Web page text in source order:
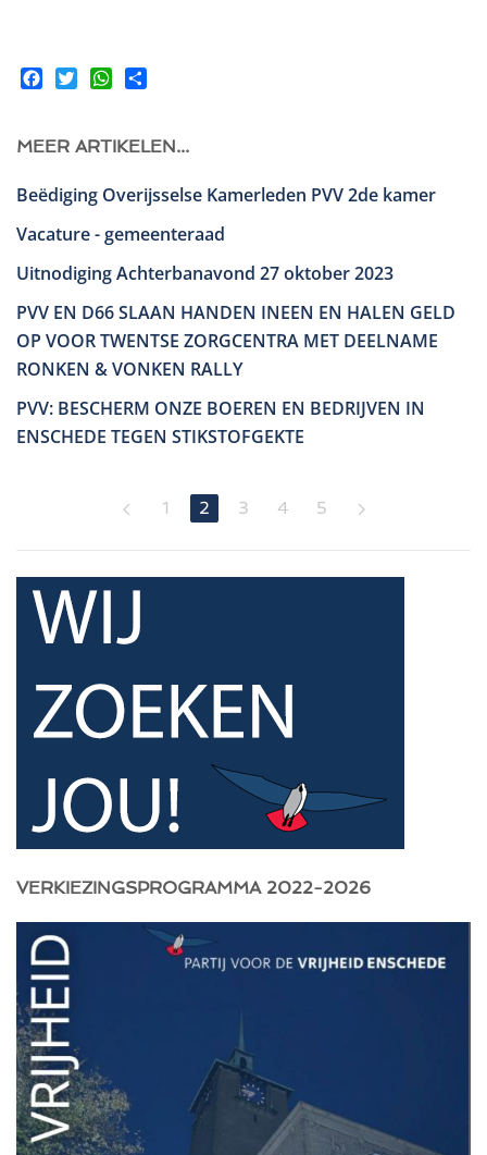
MEER ARTIKELEN...
Beëdiging Overijsselse Kamerleden PVV 2de kamer
Vacature - gemeenteraad
Uitnodiging Achterbanavond 27 oktober 2023
PVV EN D66 SLAAN HANDEN INEEN EN HALEN GELD
OP VOOR TWENTSE ZORGCENTRA MET DEELNAME
RONKEN & VONKEN RALLY
PVV: BESCHERM ONZE BOEREN EN BEDRIJVEN IN
ENSCHEDE TEGEN STIKSTOFGEKTE
1 2 3 4 5
VERKIEZINGSPROGRAMMA 2022-2026